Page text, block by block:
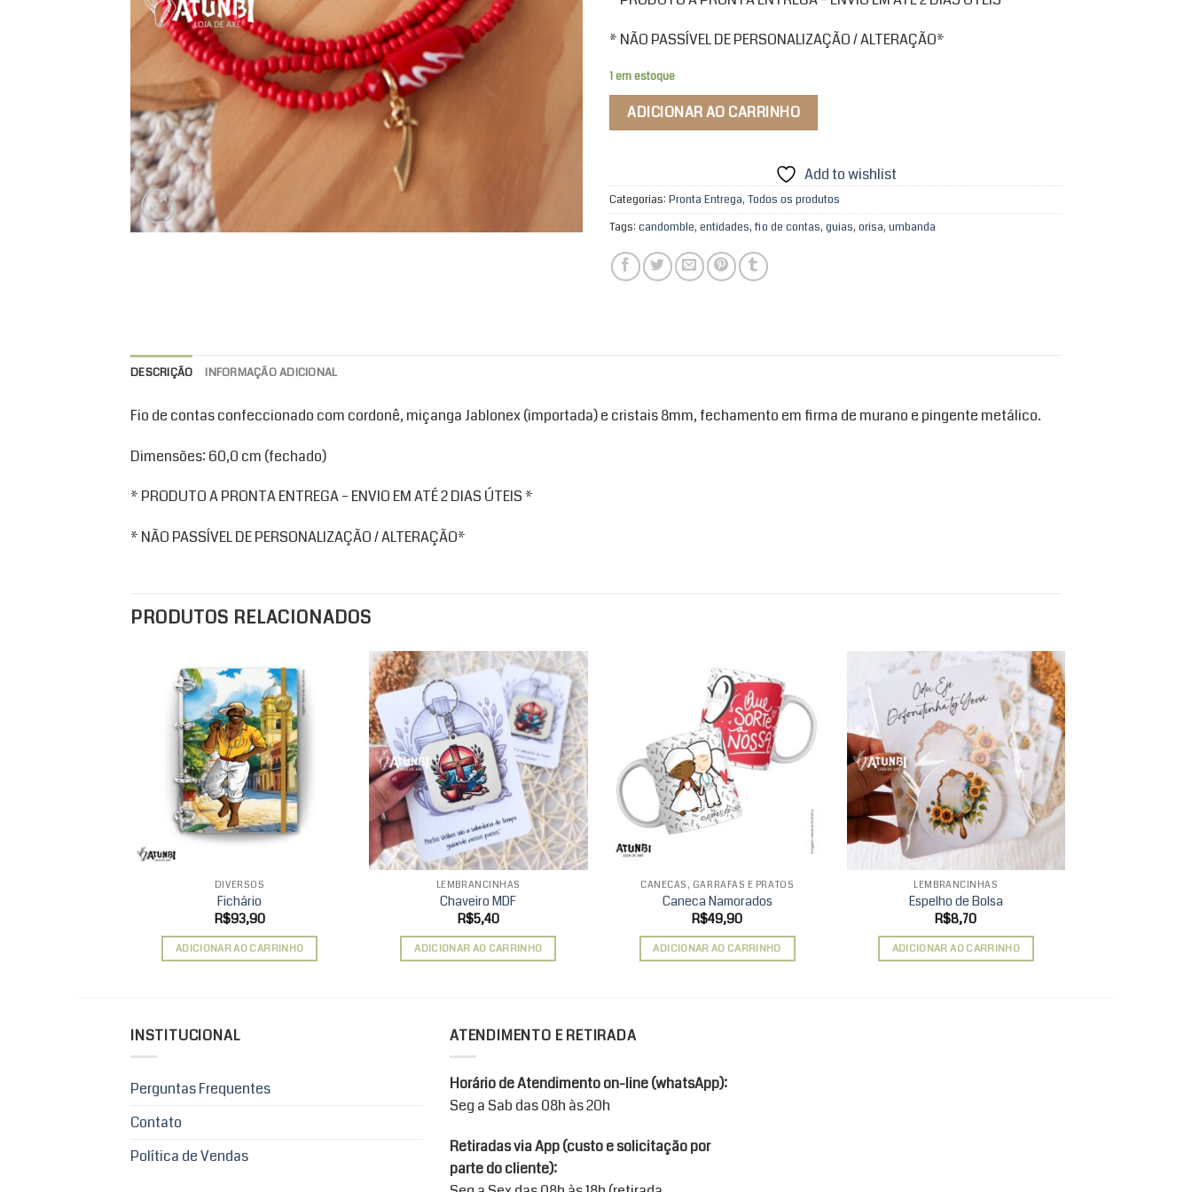
* NÃO PASSÍVEL DE PERSONALIZAÇÃO / ALTERAÇÃO*
1 em estoque
ADICIONAR AO CARRINHO
Add to wishlist
Categorias: Pronta Entrega, Todos os produtos
Tags: candomble, entidades, fio de contas, guias, orisa, umbanda
DESCRIÇÃO INFORMAÇÃO ADICIONAL
Fio de contas confeccionado com cordonê, miçanga Jablonex (importada) e cristais 8mm, fechamento em firma de murano e pingente metálico.
Dimensões: 60,0 cm (fechado)
* PRODUTO A PRONTA ENTREGA – ENVIO EM ATÉ 2 DIAS ÚTEIS *
* NÃO PASSÍVEL DE PERSONALIZAÇÃO / ALTERAÇÃO*
PRODUTOS RELACIONADOS
DIVERSOS
Fichário
R$93,90
ADICIONAR AO CARRINHO
Add to
wishlist
LEMBRANCINHAS
Chaveiro MDF
R$5,40
ADICIONAR AO CARRINHO
Add to
wishlist
CANECAS, GARRAFAS E PRATOS
Caneca Namorados
R$49,90
ADICIONAR AO CARRINHO
Add to
wishlist
LEMBRANCINHAS
Espelho de Bolsa
R$8,70
ADICIONAR AO CARRINHO
INSTITUCIONAL
Perguntas Frequentes
Contato
Política de Vendas
ATENDIMENTO E RETIRADA
Horário de Atendimento on-line (whatsApp):
Seg a Sab das 08h às 20h
Retiradas via App (custo e solicitação por
parte do cliente):